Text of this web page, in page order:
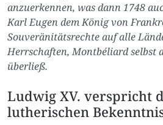
anzuerkennen, was dann 1748
Karl Eugen dem König von
Souveränitätsrechte auf alle
Herrschaften, Montbéliard selbst
überließ.
Ludwig XV. verspricht
lutherischen